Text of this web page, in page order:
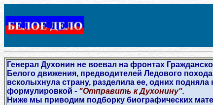
Генерал Духонин не воевал на фронтах
Белого движения, предводителей Ледового
всколыхнула страну, разделила ее, одних
формулировкой - "Отправить к Духонину".
Ниже мы приводим подборку биографических